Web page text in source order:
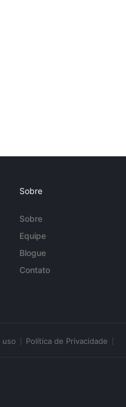
Sobre
Sobre
Equipe
Blogue
Contato
uso Política de Privacidade